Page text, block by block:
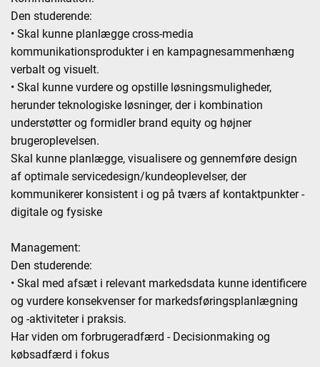
Den studerende:
• Skal kunne planlægge cross-media
kommunikationsprodukter i en kampagnesammenhæng
verbalt og visuelt.
• Skal kunne vurdere og opstille løsningsmuligheder,
herunder teknologiske løsninger, der i kombination
understøtter og formidler brand equity og højner
brugeroplevelsen.
Skal kunne planlægge, visualisere og gennemføre design
af optimale servicedesign/kundeoplevelser, der
kommunikerer konsistent i og på tværs af kontaktpunkter -
digitale og fysiske
Management:
Den studerende:
• Skal med afsæt i relevant markedsdata kunne identificere
og vurdere konsekvenser for markedsføringsplanlægning
og -aktiviteter i praksis.
Har viden om forbrugeradfærd - Decisionmaking og
købsadfærd i fokus